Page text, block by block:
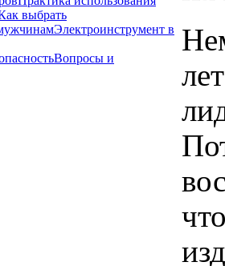
выбрать
Электроинструмент в
Вопросы и